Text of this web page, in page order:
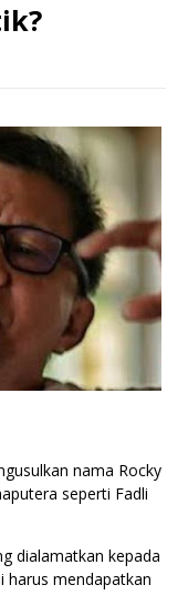
nama Rocky
seperti Fadli
dialamatkan kepada
harus mendapatkan